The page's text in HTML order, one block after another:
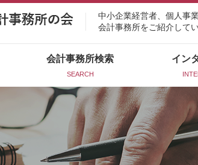
中小企業経営者、個人事
会計事務所をご紹介してい
会計事務所検索
SEARCH
イン